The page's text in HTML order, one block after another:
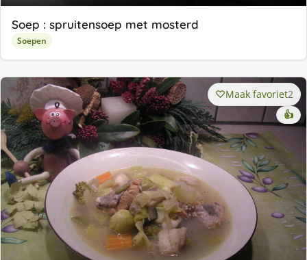
Soep : spruitensoep met mosterd
Soepen
Maak favoriet2
👍